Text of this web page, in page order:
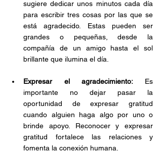
sugiere dedicar unos minutos cada día
para escribir tres cosas por las que se
está agradecido. Estas pueden ser
grandes o pequeñas, desde la
compañía de un amigo hasta el sol
brillante que ilumina el día.
Expresar el agradecimiento: Es
importante no dejar pasar la
oportunidad de expresar gratitud
cuando alguien haga algo por uno o
brinde apoyo. Reconocer y expresar
gratitud fortalece las relaciones y
fomenta la conexión humana.